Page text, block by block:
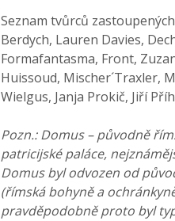
Seznam tvůrců
Berdych, Lauren Davies,
Formafantasma, Front,
Huissoud, Mischer´Traxler,
Wielgus, Janja Prokič, Jiří
Pozn.: Domus – původně
patricijské paláce,
Domus byl odvozen od
(římská bohyně a
pravděpodobně proto byl